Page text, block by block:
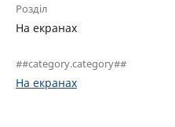
Розділ
На екранах
##category.category##
На екранах